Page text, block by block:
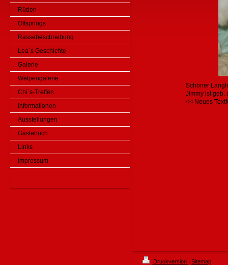
Rüden
Offsprings
Rassebeschreibung
Lea`s Geschichte
Galerie
Welpengalerie
Chi`s-Treffen
Informationen
Ausstellungen
Gästebuch
Links
Impressum
Schöner
Jimmy ist geb.
<< Neues
Druckversion | Sitemap